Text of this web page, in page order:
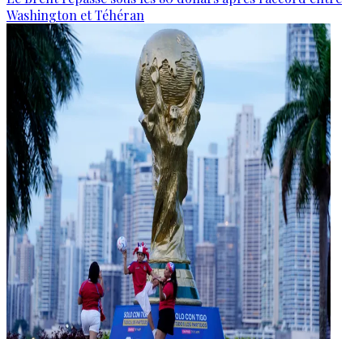
Washington et Téhéran